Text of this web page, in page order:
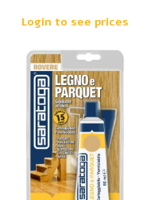
Login to see prices